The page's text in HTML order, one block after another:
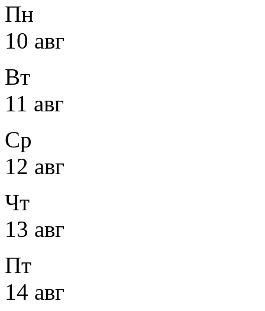
Пн
10 авг
Вт
11 авг
Ср
12 авг
Чт
13 авг
Пт
14 авг